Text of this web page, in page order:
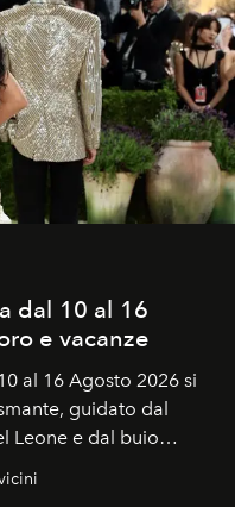
dal 10 al 16
e vacanze
al 16 Agosto 2026 si
guidato dal
Leone e dal buio
del 12 agosto,